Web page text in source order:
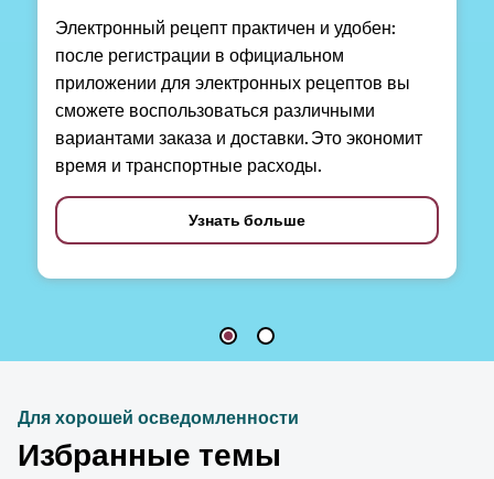
Электронный рецепт практичен и удобен:
после регистрации в официальном
приложении для электронных рецептов вы
сможете воспользоваться различными
вариантами заказа и доставки. Это экономит
время и транспортные расходы.
Узнать больше
Для хорошей осведомленности
Избранные темы